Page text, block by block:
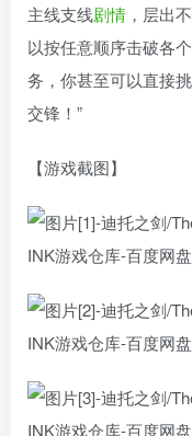
主线支线剧情 ，层出
以按任意顺序击破各个
务，你甚至可以直接
交锋！”
【游戏截图】